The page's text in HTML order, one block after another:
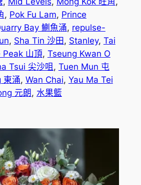
r
o
u
g
h
,
0
7
, Pok Fu Lam, Prince
Bay 鰂魚涌, repulse-
, Sha Tin 沙田, Stanley, Tai
Peak 山頂, Tseung Kwan O
Tsui 尖沙咀, Tuen Mun 屯
東涌, Wan Chai, Yau Ma Tei
元朗, 水果籃